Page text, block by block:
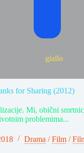
giallo
for Sharing (2012)
Mi, obični
problemima...
Drama /Film/